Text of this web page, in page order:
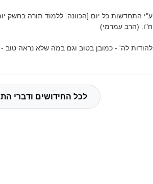
ע"י התחדשות כל יום [הכוונה: ללמוד תורה בחשק
ח"ו. (הרב עמרמי)
להודות לה' - כמובן בטוב וגם במה שלא נראה טוב
לכל החידושים ודברי